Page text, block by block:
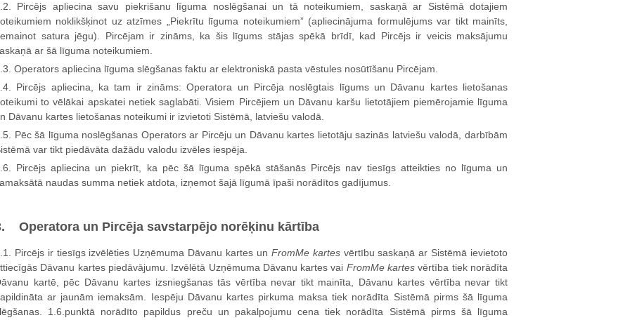
Pircējs apliecina savu piekrišanu līguma noslēgšanai un tā noteikumiem, saskaņā ar Sistēmā dotajiem
noklikšķinot uz atzīmes „Piekrītu līguma noteikumiem” (apliecinājuma formulējums var tikt mainīts,
satura jēgu). Pircējam ir zināms, ka šis līgums stājas spēkā brīdī, kad Pircējs ir veicis maksājumu
ar šā līguma noteikumiem.
Operators apliecina līguma slēgšanas faktu ar elektroniskā pasta vēstules nosūtīšanu Pircējam.
Pircējs apliecina, ka tam ir zināms: Operatora un Pircēja noslēgtais līgums un Dāvanu kartes lietošanas
to vēlākai apskatei netiek saglabāti. Visiem Pircējiem un Dāvanu karšu lietotājiem piemērojamie līguma
Dāvanu kartes lietošanas noteikumi ir izvietoti Sistēmā, latviešu valodā.
Pēc šā līguma noslēgšanas Operators ar Pircēju un Dāvanu kartes lietotāju sazinās latviešu valodā, darbībām
var tikt piedāvāta dažādu valodu izvēles iespēja.
Pircējs apliecina un piekrīt, ka pēc šā līguma spēkā stāšanās Pircējs nav tiesīgs atteikties no līguma un
naudas summa netiek atdota, izņemot šajā līgumā īpaši norādītos gadījumus.
Operatora un Pircēja savstarpējo norēķinu kārtība
Pircējs ir tiesīgs izvēlēties Uzņēmuma Dāvanu kartes un FromMe kartesvērtību saskaņā ar Sistēmā ievietoto
Dāvanu kartes piedāvājumu. Izvēlētā Uzņēmuma Dāvanu kartes vai FromMe kartes vērtība tiek norādīta
kartē, pēc Dāvanu kartes izsniegšanas tās vērtība nevar tikt mainīta, Dāvanu kartes vērtība nevar tikt
ar jaunām iemaksām. Iespēju Dāvanu kartes pirkuma maksa tiek norādīta Sistēmā pirms šā līguma
1.6.punktā norādīto papildus preču un pakalpojumu cena tiek norādīta Sistēmā pirms šā līguma